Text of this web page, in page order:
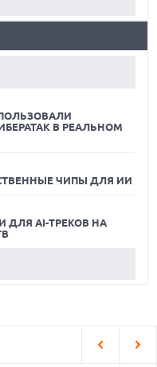
В 2026 ГОДУ
ГОДУ
В 2026 ГОДУ
ГОДУ
МОДЕЛЕЙ КОМПАНИИ
В РЕАЛЬНОМ
ЧИПЫ ДЛЯ ИИ
ДЛЯ AI-ТРЕКОВ НА